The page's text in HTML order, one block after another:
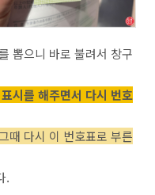
뽑으니 바로 불려서 창구
시를 해주면서 다시 번호
때 다시 이 번호표로 부른
.